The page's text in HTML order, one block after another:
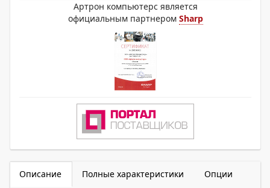
Артрон компьютерс является
официальным партнером Sharp
Описание Полные характеристики Опции